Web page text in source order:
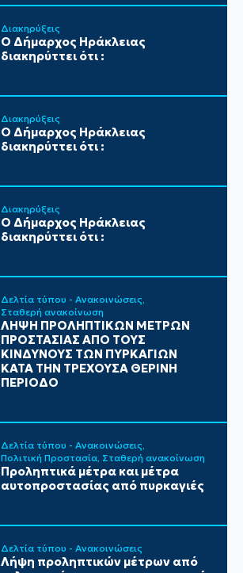
Διακηρύξεις
Ο Δήμαρχος Ηράκλειας
διακηρύττει ότι :
Διακηρύξεις
Ο Δήμαρχος Ηράκλειας
διακηρύττει ότι :
Διακηρύξεις
Ο Δήμαρχος Ηράκλειας
διακηρύττει ότι :
Δελτία τύπου - Ανακοινώσεις
Σταθερή ανακοίνωση
ΛΗΨΗ ΠΡΟΛΗΠΤΙΚΩΝ ΜΕΤΡΩΝ
ΠΡΟΣΤΑΣΙΑΣ ΑΠΟ ΤΟΥΣ
ΚΙΝΔΥΝΟΥΣ ΤΩΝ ΠΥΡΚΑΓΙΩΝ
ΚΑΤΑ ΤΗΝ ΤΡΕΧΟΥΣΑ ΘΕΡΙΝΗ
ΠΕΡΙΟΔΟ
Δελτία τύπου - Ανακοινώσεις
Πολιτική Προστασία Σταθερή ανακοίνωση
Προληπτικά μέτρα και μέτρα
αυτοπροστασίας από πυρκαγιές
Δελτία τύπου - Ανακοινώσεις
Λήψη προληπτικών μέτρων από